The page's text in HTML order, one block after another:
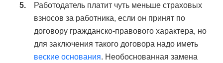
Работодатель платит чуть меньше страховых
взносов за работника, если он принят по
договору гражданско-правового характера, но
для заключения такого договора надо иметь
веские основания. Необоснованная замена